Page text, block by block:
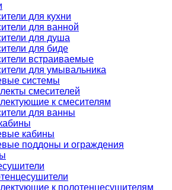
для кухни
для ванной
для душа
для биде
встраиваемые
для умывальника
системы
смесителей
к смесителям
для ванны
кабины
поддоны и ограждения
к полотенцесушителям